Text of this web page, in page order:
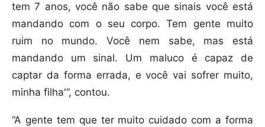
tem 7 anos, você não sabe que sinais você está
mandando com o seu corpo. Tem gente muito
ruim no mundo. Você nem sabe, mas está
mandando um sinal. Um maluco é capaz de
captar da forma errada, e você vai sofrer muito,
minha filha'”, contou.
“A gente tem que ter muito cuidado com a forma